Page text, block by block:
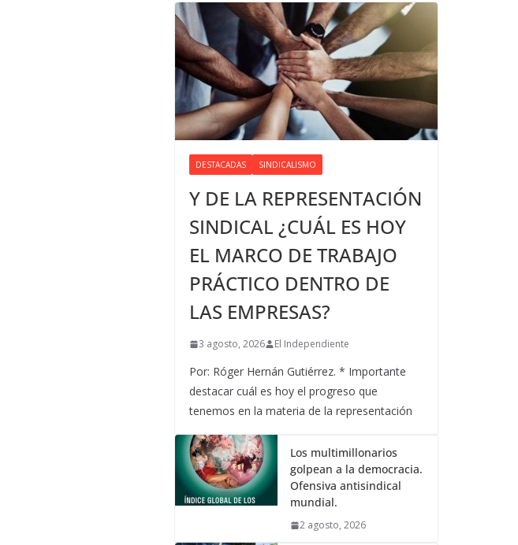
DESTACADAS SINDICALISMO
Y DE LA REPRESENTACIÓN
SINDICAL ¿CUÁL ES HOY
EL MARCO DE TRABAJO
PRÁCTICO DENTRO DE
LAS EMPRESAS?
3 agosto, 2026 El Independiente
Por: Róger Hernán Gutiérrez. * Importante
destacar cuál es hoy el progreso que
tenemos en la materia de la representación
Los multimillonarios
golpean a la democracia.
Ofensiva antisindical
mundial.
2 agosto, 2026